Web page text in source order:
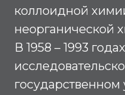
коллоидной
неорганической
В 1958 – 1993